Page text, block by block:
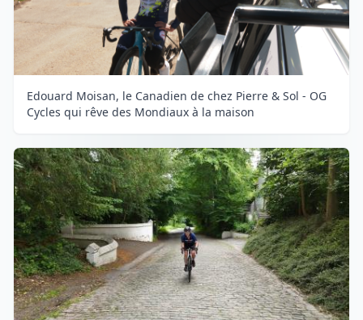
Edouard Moisan, le Canadien de chez Pierre & Sol - OG
Cycles qui rêve des Mondiaux à la maison